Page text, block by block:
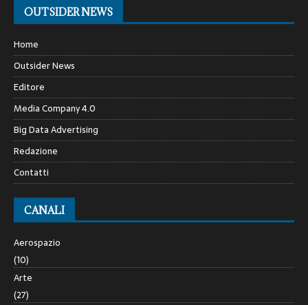
OUTSIDER NEWS
Home
Outsider News
Editore
Media Company 4.0
Big Data Advertising
Redazione
Contatti
CANALI
Aerospazio
(10)
Arte
(27)